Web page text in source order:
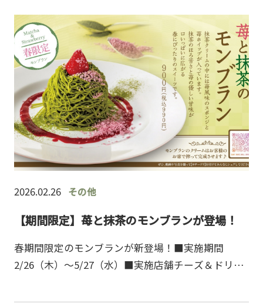
2026.02.26 その他
【期間限定】苺と抹茶のモンブランが登場！
春期間限定のモンブランが新登場！■実施期間
2/26（木）～5/27（水）■実施店舗チーズ＆ドリア
￥990)香り豊かな抹茶クリームに、苺の甘酸っぱさ